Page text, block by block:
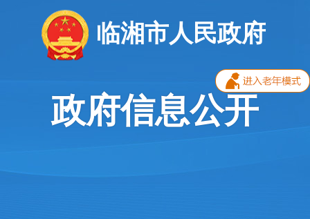
临湘市人民政府
政府信息公开